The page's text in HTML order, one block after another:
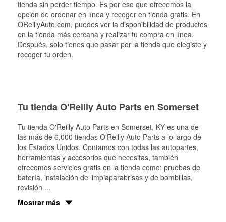
tienda sin perder tiempo. Es por eso que ofrecemos la
opción de ordenar en línea y recoger en tienda gratis. En
OReillyAuto.com, puedes ver la disponibilidad de productos
en la tienda más cercana y realizar tu compra en línea.
Después, solo tienes que pasar por la tienda que elegiste y
recoger tu orden.
Tu tienda O'Reilly Auto Parts en Somerset
Tu tienda O'Reilly Auto Parts en Somerset, KY es una de
las más de 6,000 tiendas O'Reilly Auto Parts a lo largo de
los Estados Unidos. Contamos con todas las autopartes,
herramientas y accesorios que necesitas, también
ofrecemos servicios gratis en la tienda como: pruebas de
batería, instalación de limpiaparabrisas y de bombillas,
revisión ...
Mostrar más